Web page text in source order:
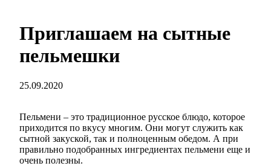
Приглашаем на сытные
пельмешки
25.09.2020
Пельмени – это традиционное русское блюдо, которое
приходится по вкусу многим. Они могут служить как
сытной закуской, так и полноценным обедом. А при
правильно подобранных ингредиентах пельмени еще и
очень полезны.